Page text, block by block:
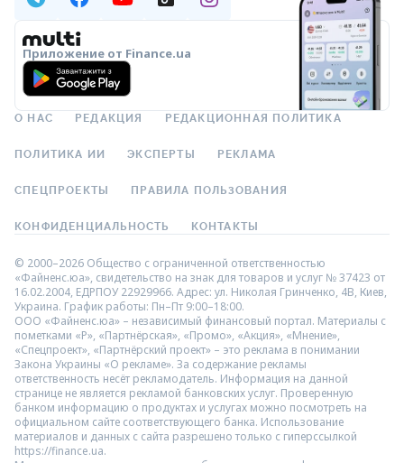
Приложение от Finance.ua
О НАС РЕДАКЦИЯ РЕДАКЦИОННАЯ ПОЛИТИКА
ПОЛИТИКА ИИ ЭКСПЕРТЫ РЕКЛАМА
СПЕЦПРОЕКТЫ ПРАВИЛА ПОЛЬЗОВАНИЯ
КОНФИДЕНЦИАЛЬНОСТЬ КОНТАКТЫ
© 2000–2026 Общество с ограниченной ответственностью
«Файненс.юа», свидетельство на знак для товаров и услуг № 37423 от
16.02.2004, ЕДРПОУ 22929966. Адрес: ул. Николая Гринченко, 4В, Киев,
Украина. График работы: Пн–Пт 9:00–18:00.
ООО «Файненс.юа» – независимый финансовый портал. Материалы с
пометками «Р», «Партнёрская», «Промо», «Акция», «Мнение»,
«Спецпроект», «Партнёрский проект» – это реклама в понимании
Закона Украины «О рекламе». За содержание рекламы
ответственность несёт рекламодатель. Информация на данной
странице не является рекламой банковских услуг. Проверенную
банком информацию о продуктах и услугах можно посмотреть на
официальном сайте соответствующего банка. Использование
материалов и данных с сайта разрешено только с гиперссылкой
https://finance.ua.